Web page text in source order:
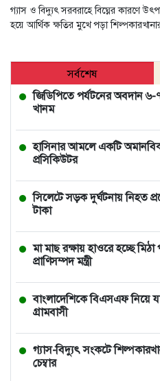
গ্যাস ও বিদ্যুৎ সরবরাহে বিঘ্নের কারণে
হয়ে আর্থিক ক্ষতির মুখে পড়া
সর্বশেষ
জিডিপিতে পর্যটনের অবদান
খানম
হাসিনার আমলে একটি অমানবিক
প্রসিকিউটর
সিলেটে সড়ক দুর্ঘটনায় নিহত
টাকা
মা মাছ রক্ষায় হাওরে হচ্ছে
প্রাণিসম্পদ মন্ত্রী
বাংলাদেশিকে বিএসএফ
গ্রামবাসী
গ্যাস-বিদ্যুৎ সংকটে
চেম্বার